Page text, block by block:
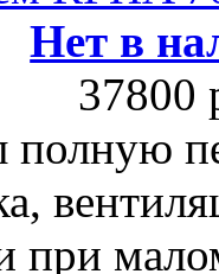
Нет в
37800
при